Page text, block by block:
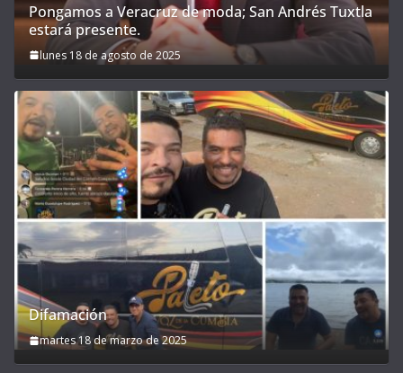
Pongamos a Veracruz de moda; San Andrés Tuxtla
estará presente.
lunes 18 de agosto de 2025
Difamación
martes 18 de marzo de 2025